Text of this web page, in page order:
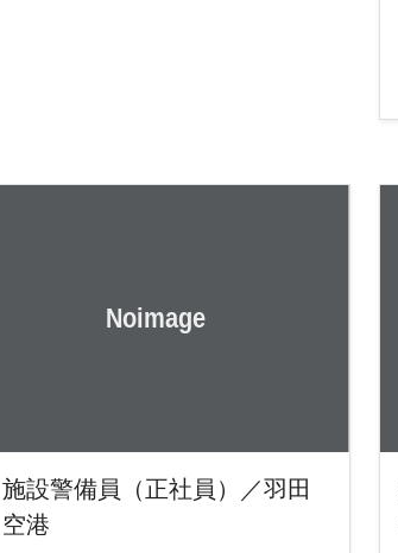
施設警備員（正社員）／羽田
空港